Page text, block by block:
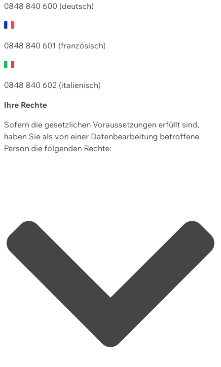
0848 840 600 (deutsch)
0848 840 601 (französisch)
0848 840 602 (italienisch)
Ihre Rechte
Sofern die gesetzlichen Voraussetzungen erfüllt sind,
haben Sie als von einer Datenbearbeitung betroffene
Person die folgenden Rechte: